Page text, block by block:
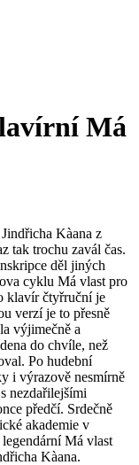
Má
Kàana z
tak trochu zavál čas.
děl jiných
cyklu Má vlast pro
klavír čtyřruční je
verzí je to přesně
výjimečně a
do chvíle, než
Po hudební
i výrazově nesmírně
nezdařilejšími
předčí. Srdečně
akademie v
Má vlast
Kàana.